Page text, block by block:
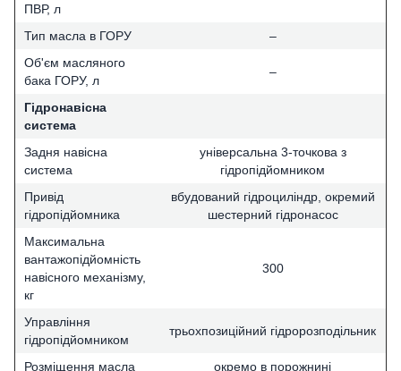
ПВР, л
Тип масла в ГОРУ
–
Об'єм масляного
бака ГОРУ, л
–
Гідронавісна
система
Задня навісна
система
універсальна 3-точкова з
гідропідйомником
Привід
гідропідйомника
вбудований гідроциліндр, окремий
шестерний гідронасос
Максимальна
вантажопідйомність
навісного механізму,
кг
300
Управління
гідропідйомником
трьохпозиційний гідророзподільник
Розміщення масла
окремо в порожнині